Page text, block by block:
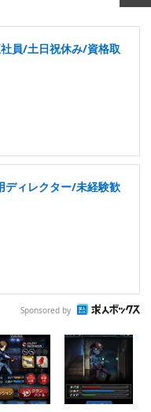
員/土日祝休み/資格取
ディレクター/未経験歓
Sponsored by